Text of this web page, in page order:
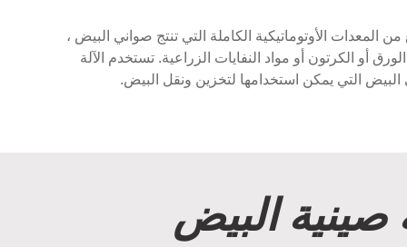
المعدات الأوتوماتيكية الكاملة التي تنتج صواني البيض ،
أو الكرتون أو مواد النفايات الزراعية. تستخدم الآلة
التي يمكن استخدامها لتخزين ونقل البيض.
صينية البيض